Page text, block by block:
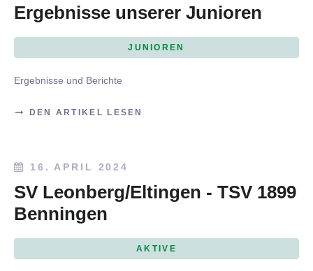
Ergebnisse unserer Junioren
JUNIOREN
Ergebnisse und Berichte
DEN ARTIKEL LESEN
16. APRIL 2024
SV Leonberg/Eltingen - TSV 1899
Benningen
AKTIVE